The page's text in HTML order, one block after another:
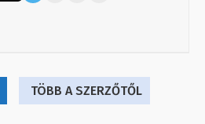
TÖBB A SZERZŐTŐL